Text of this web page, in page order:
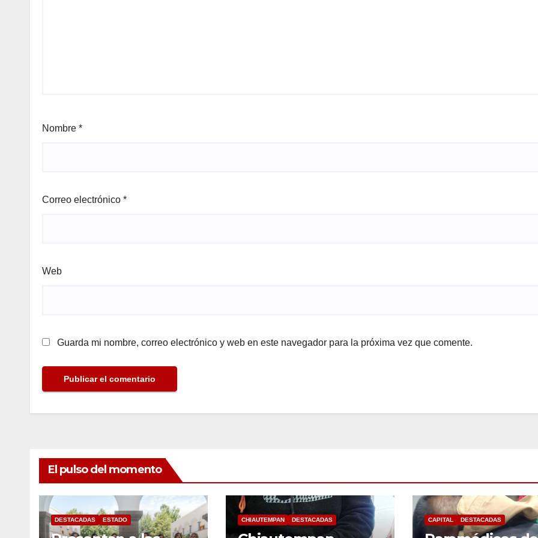
Nombre *
Correo electrónico *
Web
Guarda mi nombre, correo electrónico y web en este navegador para la próxima vez que comente.
El pulso del momento
DESTACADAS ESTADO CHIAUTEMPAN DESTACADAS CAPITAL DESTACADAS